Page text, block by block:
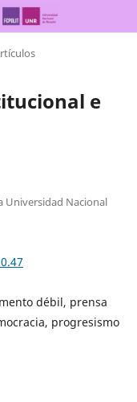
e
Universidad Nacional
débil, prensa
progresismo